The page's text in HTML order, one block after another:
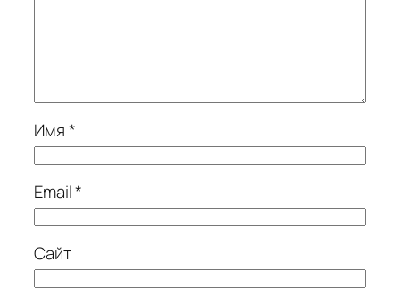
Имя*
Email*
Сайт